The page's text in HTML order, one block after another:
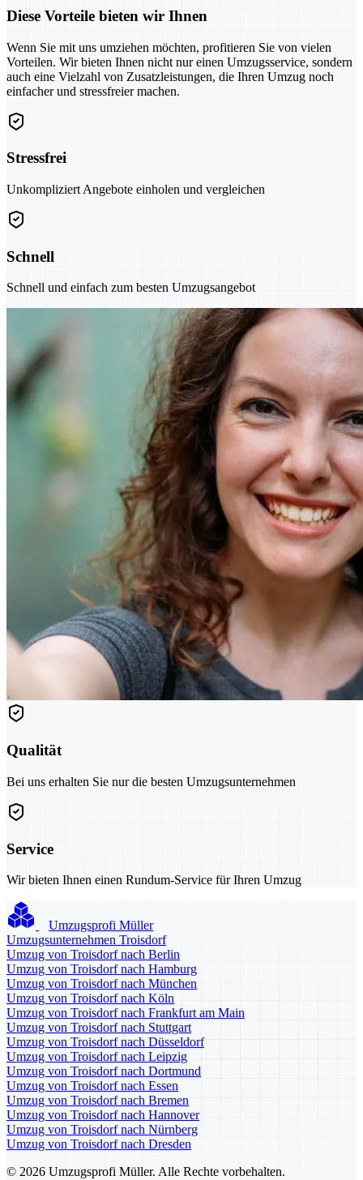
Diese Vorteile bieten wir Ihnen
Wenn Sie mit uns umziehen möchten, profitieren Sie von vielen
Vorteilen. Wir bieten Ihnen nicht nur einen Umzugsservice, sondern
auch eine Vielzahl von Zusatzleistungen, die Ihren Umzug noch
einfacher und stressfreier machen.
Stressfrei
Unkompliziert Angebote einholen und vergleichen
Schnell
Schnell und einfach zum besten Umzugsangebot
Qualität
Bei uns erhalten Sie nur die besten Umzugsunternehmen
Service
Wir bieten Ihnen einen Rundum-Service für Ihren Umzug
Umzugsprofi Müller
Umzugsunternehmen Troisdorf
Umzug von Troisdorf nach Berlin
Umzug von Troisdorf nach Hamburg
Umzug von Troisdorf nach München
Umzug von Troisdorf nach Köln
Umzug von Troisdorf nach Frankfurt am Main
Umzug von Troisdorf nach Stuttgart
Umzug von Troisdorf nach Düsseldorf
Umzug von Troisdorf nach Leipzig
Umzug von Troisdorf nach Dortmund
Umzug von Troisdorf nach Essen
Umzug von Troisdorf nach Bremen
Umzug von Troisdorf nach Hannover
Umzug von Troisdorf nach Nürnberg
Umzug von Troisdorf nach Dresden
© 2026 Umzugsprofi Müller. Alle Rechte vorbehalten.